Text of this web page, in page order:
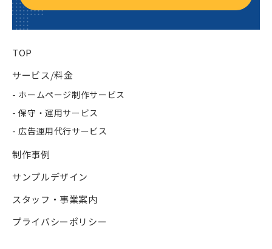
TOP
サービス/料金
- ホームページ制作サービス
- 保守・運用サービス
- 広告運用代行サービス
制作事例
サンプルデザイン
スタッフ・事業案内
プライバシーポリシー